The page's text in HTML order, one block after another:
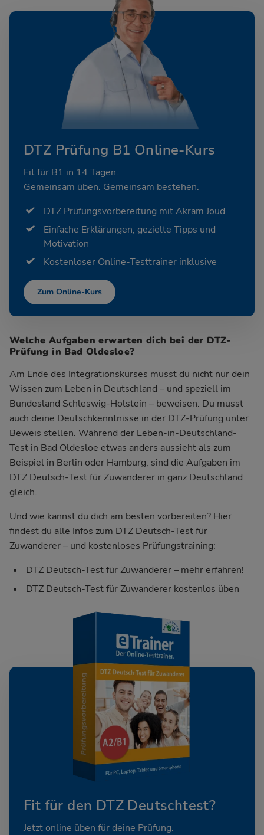
DTZ Prüfung B1 Online-Kurs
Fit für B1 in 14 Tagen.
Gemeinsam üben. Gemeinsam bestehen.
DTZ Prüfungsvorbereitung mit Akram Joud
Einfache Erklärungen, gezielte Tipps und
Motivation
Kostenloser Online-Testtrainer inklusive
Zum Online-Kurs
Welche Aufgaben erwarten dich bei der DTZ-
Prüfung in Bad Oldesloe?
Am Ende des Integrationskurses musst du nicht nur dein
Wissen zum Leben in Deutschland – und speziell im
Bundesland Schleswig-Holstein – beweisen: Du musst
auch deine Deutschkenntnisse in der DTZ-Prüfung unter
Beweis stellen. Während der Leben-in-Deutschland-
Test in Bad Oldesloe etwas anders aussieht als zum
Beispiel in Berlin oder Hamburg, sind die Aufgaben im
DTZ Deutsch-Test für Zuwanderer in ganz Deutschland
gleich.
Und wie kannst du dich am besten vorbereiten? Hier
findest du alle Infos zum DTZ Deutsch-Test für
Zuwanderer – und kostenloses Prüfungstraining:
DTZ Deutsch-Test für Zuwanderer – mehr erfahren!
DTZ Deutsch-Test für Zuwanderer kostenlos üben
Fit für den DTZ Deutschtest?
Jetzt online üben für deine Prüfung.